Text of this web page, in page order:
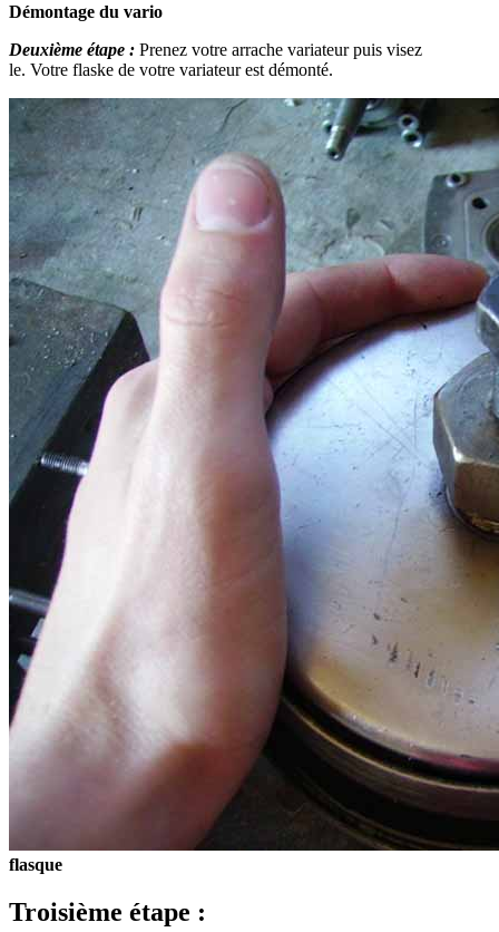
Démontage du vario
Deuxième étape : Prenez votre arrache variateur puis visez
le. Votre flaske de votre variateur est démonté.
flasque
Troisième étape :